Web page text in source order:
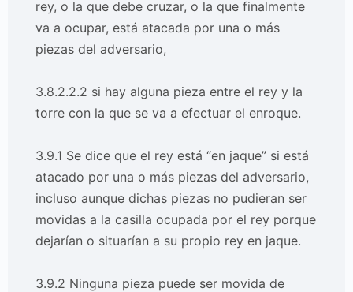
rey, o la que debe cruzar, o la que finalmente
va a ocupar, está atacada por una o más
piezas del adversario,
3.8.2.2.2 si hay alguna pieza entre el rey y la
torre con la que se va a efectuar el enroque.
3.9.1 Se dice que el rey está “en jaque” si está
atacado por una o más piezas del adversario,
incluso aunque dichas piezas no pudieran ser
movidas a la casilla ocupada por el rey porque
dejarían o situarían a su propio rey en jaque.
3.9.2 Ninguna pieza puede ser movida de